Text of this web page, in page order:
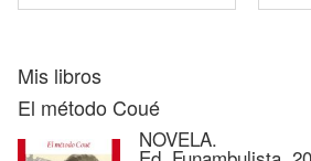
Mis libros
El método Coué
NOVELA.